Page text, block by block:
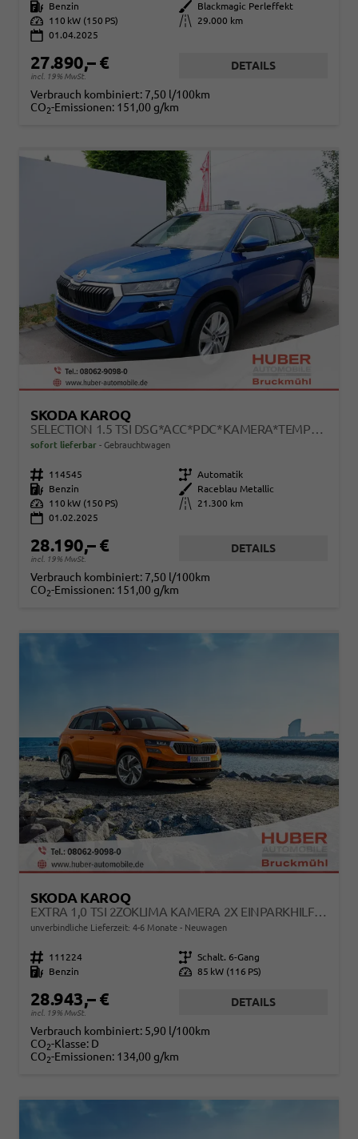
Kraftstoff
Benzin Außenfarbe
Blackmagic Perleffekt
Leistung
110 kW (150 PS) Kilometerstand
29.000 km
01.04.2025
27.890,– €
incl. 19% MwSt.
DETAILS
Verbrauch kombiniert: 7,50 l/100km
CO2-Emissionen: 151,00 g/km
SKODA KAROQ
SELECTION 1.5 TSI DSG*ACC*PDC*KAMERA*TEMPOMAT*LED*SMARTLINK*KLIMA*RADIO*17-ZOLL
sofort lieferbar Gebrauchtwagen
Fahrzeugnr. 114545 Getriebe Automatik
Kraftstoff
Benzin Außenfarbe
Raceblau Metallic
Leistung
110 kW (150 PS) Kilometerstand
21.300 km
01.02.2025
28.190,– €
incl. 19% MwSt.
DETAILS
Verbrauch kombiniert: 7,50 l/100km
CO2-Emissionen: 151,00 g/km
SKODA KAROQ
EXTRA 1,0 TSI 2ZOKLIMA KAMERA 2X EINPARKHILFE ALU FELGEN 5J GARANTIE SITZHEIZUNG LED SCHEINWERFER ACC
unverbindliche Lieferzeit: 4-6 Monate Neuwagen
Fahrzeugnr. 111224 Getriebe Schalt. 6-Gang
Kraftstoff
Benzin Leistung 85 kW (116 PS)
28.943,– €
incl. 19% MwSt.
DETAILS
Verbrauch kombiniert: 5,90 l/100km
CO2-Klasse: D
CO2-Emissionen: 134,00 g/km